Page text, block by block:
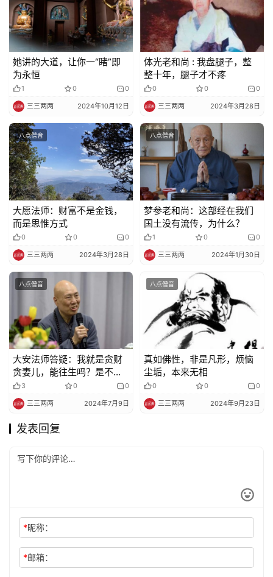
她讲的大道，让你一“睹”即
为永恒
1 0 0
三三两两 2024年10月12日
体光老和尚 : 我盘腿子，整
整十年，腿子才不疼
0 0 0
三三两两 2024年3月28日
八点僧音
大愿法师：财富不是金钱，
而是思惟方式
0 0 0
三三两两 2024年3月28日
八点僧音
梦参老和尚：这部经在我们
国土没有流传，为什么？
1 0 0
三三两两 2024年1月30日
八点僧音
大安法师答疑：我就是贪财
贪妻儿，能往生吗？是不是
信佛力就可以了
3 0 0
三三两两 2024年7月9日
八点僧音
真如佛性，非是凡形，烦恼
尘垢，本来无相
0 0 0
三三两两 2024年9月23日
发表回复
*昵称：
*邮箱：